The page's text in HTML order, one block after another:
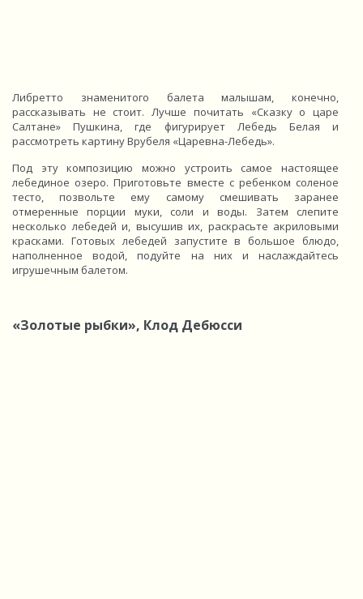
Либретто знаменитого балета малышам, конечно,
рассказывать не стоит. Лучше почитать «Сказку о царе
Салтане» Пушкина, где фигурирует Лебедь Белая и
рассмотреть картину Врубеля «Царевна-Лебедь».
Под эту композицию можно устроить самое настоящее
лебединое озеро. Приготовьте вместе с ребенком соленое
тесто, позвольте ему самому смешивать заранее
отмеренные порции муки, соли и воды. Затем слепите
несколько лебедей и, высушив их, раскрасьте акриловыми
красками. Готовых лебедей запустите в большое блюдо,
наполненное водой, подуйте на них и наслаждайтесь
игрушечным балетом.
«Золотые рыбки», Клод Дебюсси